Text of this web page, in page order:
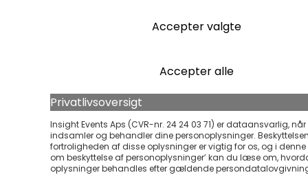
Accepter valgte
Accepter alle
Privatlivsoversigt
Insight Events Aps (CVR-nr. 24 24 03 71) er dataansvarlig, når
indsamler og behandler dine personoplysninger.
fortroligheden af disse oplysninger er vigtig for os, og i denne
om beskyttelse af personoplysninger’ kan du læse om,
oplysninger behandles efter gældende